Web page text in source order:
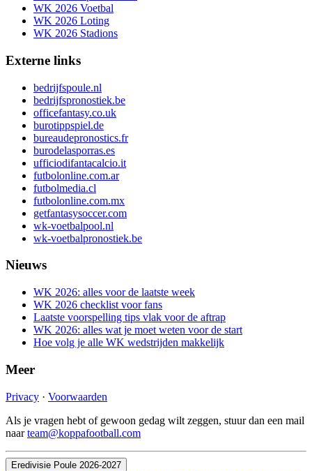
WK 2026 Voetbal
WK 2026 Loting
WK 2026 Stadions
Externe links
bedrijfspoule.nl
bedrijfspronostiek.be
officefantasy.co.uk
burotippspiel.de
bureaudepronostics.fr
burodelasporras.es
ufficiodifantacalcio.it
futbolonline.com.ar
futbolmedia.cl
futbolonline.com.mx
getfantasysoccer.com
wk-voetbalpool.nl
wk-voetbalpronostiek.be
Nieuws
WK 2026: alles voor de laatste week
WK 2026 checklist voor fans
Laatste voorspelling tips vlak voor de aftrap
WK 2026: alles wat je moet weten voor de start
Hoe volg je alle WK wedstrijden makkelijk
Meer
Privacy · Voorwaarden
Als je vragen hebt of gewoon gedag wilt zeggen, stuur dan een mail
naarteam@koppafootball.com
Eredivisie Poule 2026-2027